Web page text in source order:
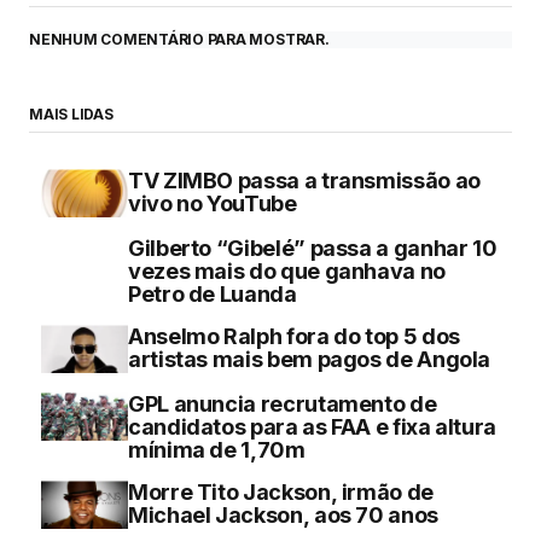
NENHUM COMENTÁRIO PARA MOSTRAR.
MAIS LIDAS
TV ZIMBO passa a transmissão ao
vivo no YouTube
Gilberto “Gibelé” passa a ganhar 10
vezes mais do que ganhava no
Petro de Luanda
Anselmo Ralph fora do top 5 dos
artistas mais bem pagos de Angola
GPL anuncia recrutamento de
candidatos para as FAA e fixa altura
mínima de 1,70m
Morre Tito Jackson, irmão de
Michael Jackson, aos 70 anos